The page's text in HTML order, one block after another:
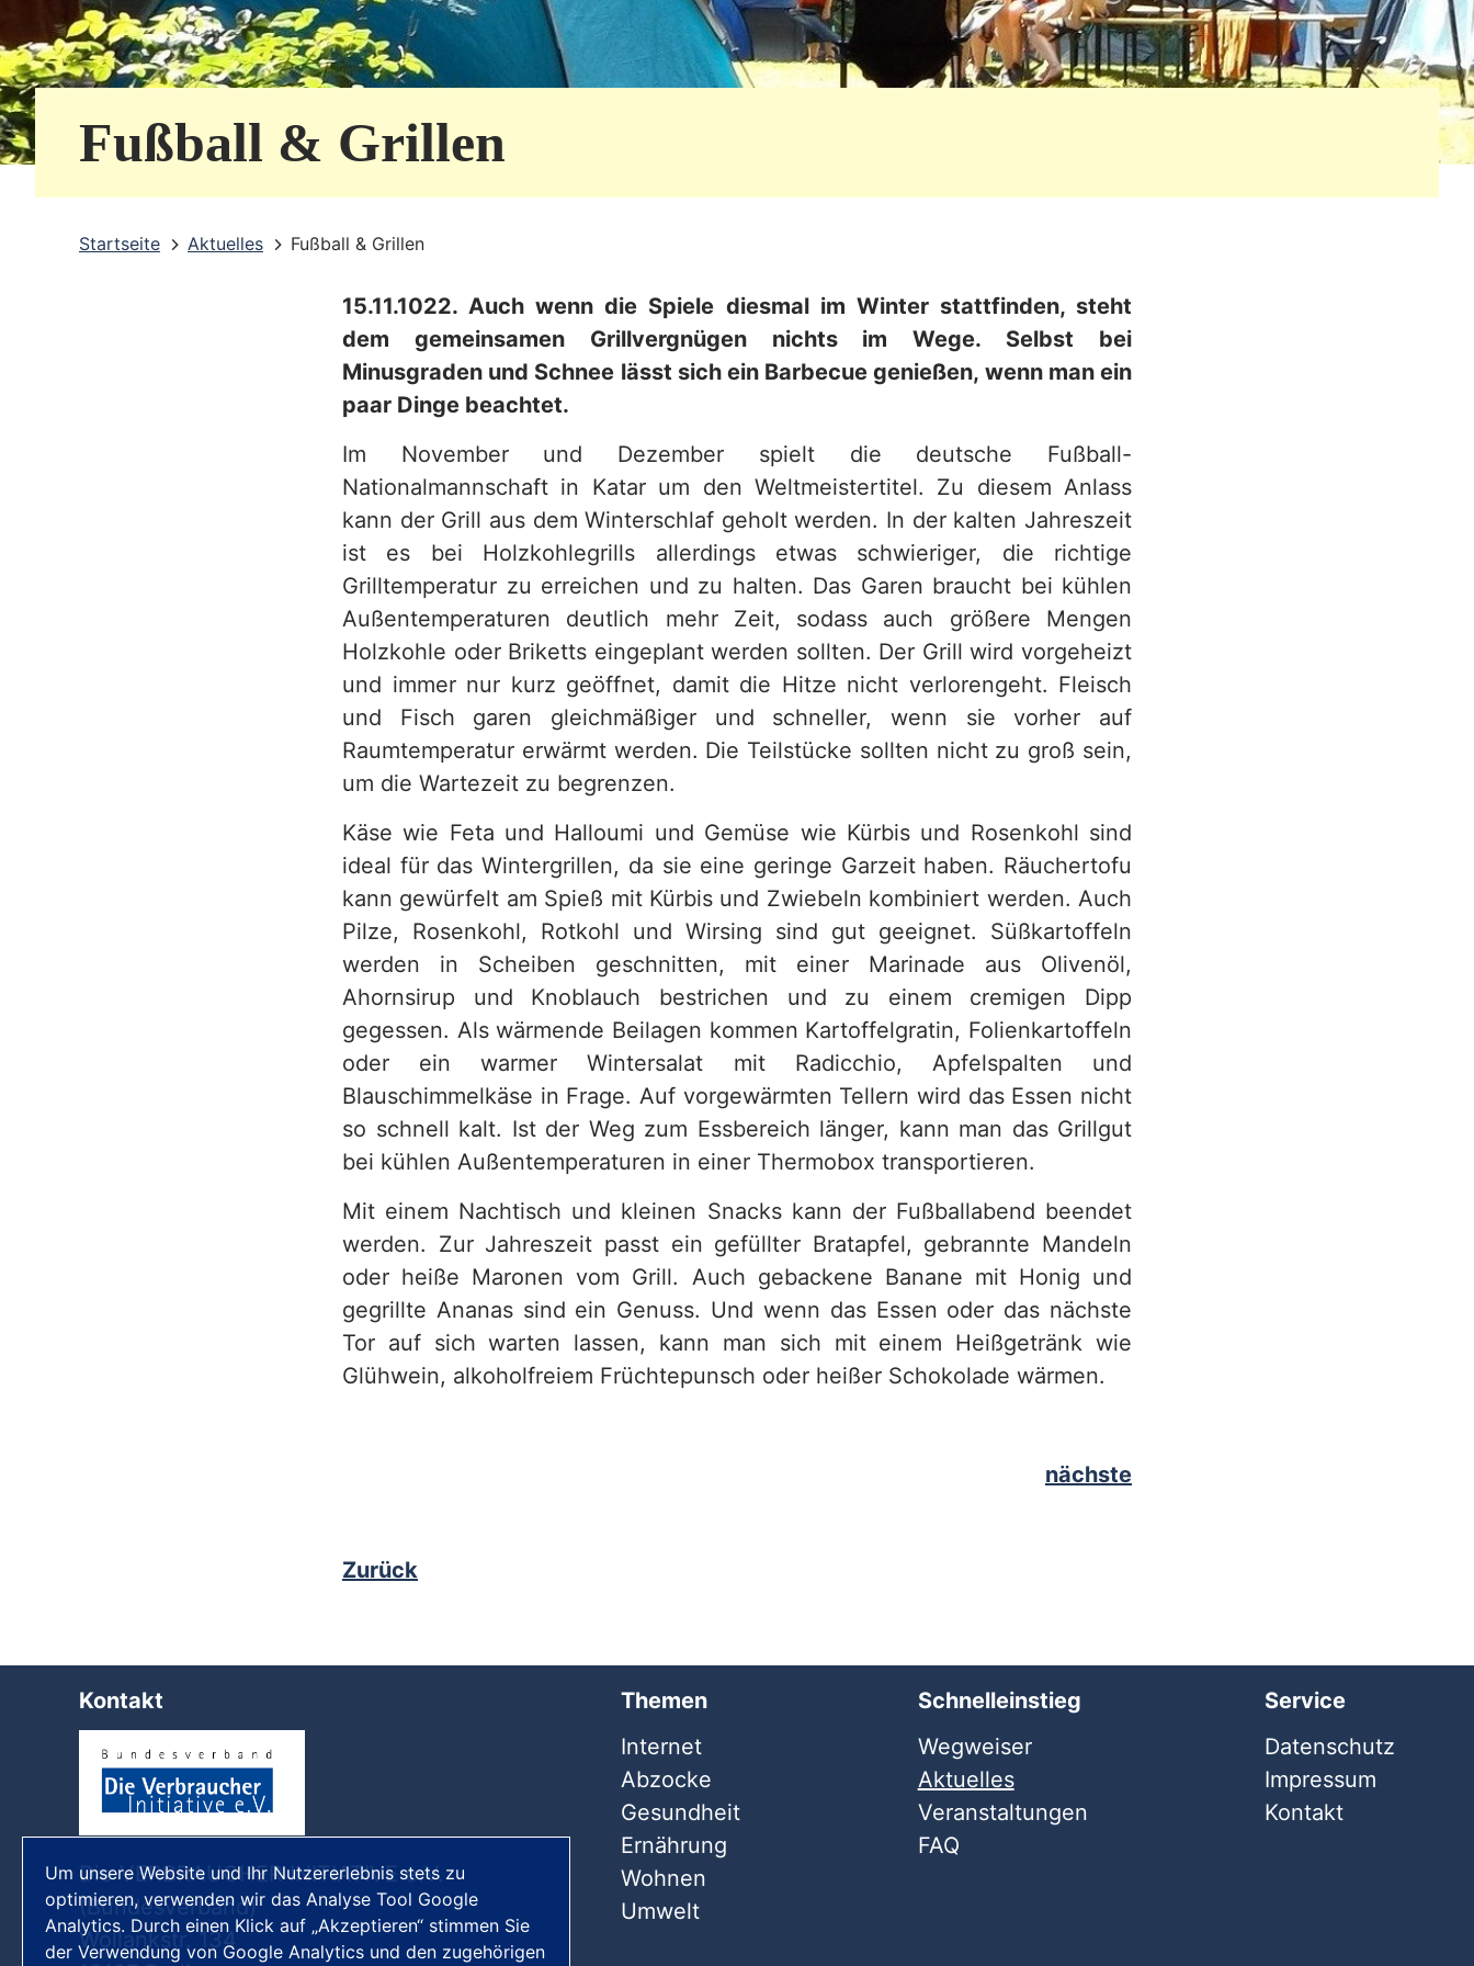
Fußball & Grillen
Startseite Aktuelles Fußball & Grillen
15.11.1022. Auch wenn die Spiele diesmal im Winter stattfinden, steht
dem gemeinsamen Grillvergnügen nichts im Wege. Selbst bei
Minusgraden und Schnee lässt sich ein Barbecue genießen, wenn man ein
paar Dinge beachtet.
Im November und Dezember spielt die deutsche Fußball-
Nationalmannschaft in Katar um den Weltmeistertitel. Zu diesem Anlass
kann der Grill aus dem Winterschlaf geholt werden. In der kalten Jahreszeit
ist es bei Holzkohlegrills allerdings etwas schwieriger, die richtige
Grilltemperatur zu erreichen und zu halten. Das Garen braucht bei kühlen
Außentemperaturen deutlich mehr Zeit, sodass auch größere Mengen
Holzkohle oder Briketts eingeplant werden sollten. Der Grill wird vorgeheizt
und immer nur kurz geöffnet, damit die Hitze nicht verlorengeht. Fleisch
und Fisch garen gleichmäßiger und schneller, wenn sie vorher auf
Raumtemperatur erwärmt werden. Die Teilstücke sollten nicht zu groß sein,
um die Wartezeit zu begrenzen.
Käse wie Feta und Halloumi und Gemüse wie Kürbis und Rosenkohl sind
ideal für das Wintergrillen, da sie eine geringe Garzeit haben. Räuchertofu
kann gewürfelt am Spieß mit Kürbis und Zwiebeln kombiniert werden. Auch
Pilze, Rosenkohl, Rotkohl und Wirsing sind gut geeignet. Süßkartoffeln
werden in Scheiben geschnitten, mit einer Marinade aus Olivenöl,
Ahornsirup und Knoblauch bestrichen und zu einem cremigen Dipp
gegessen. Als wärmende Beilagen kommen Kartoffelgratin, Folienkartoffeln
oder ein warmer Wintersalat mit Radicchio, Apfelspalten und
Blauschimmelkäse in Frage. Auf vorgewärmten Tellern wird das Essen nicht
so schnell kalt. Ist der Weg zum Essbereich länger, kann man das Grillgut
bei kühlen Außentemperaturen in einer Thermobox transportieren.
Mit einem Nachtisch und kleinen Snacks kann der Fußballabend beendet
werden. Zur Jahreszeit passt ein gefüllter Bratapfel, gebrannte Mandeln
oder heiße Maronen vom Grill. Auch gebackene Banane mit Honig und
gegrillte Ananas sind ein Genuss. Und wenn das Essen oder das nächste
Tor auf sich warten lassen, kann man sich mit einem Heißgetränk wie
Glühwein, alkoholfreiem Früchtepunsch oder heißer Schokolade wärmen.
nächste
Zurück
e
r
v
i
Kontakt
Die VERBRAUCHER INITIATIVE e.V.
(Bundesverband)
Wollankstr. 134
Themen
Internet
Abzocke
Gesundheit
Ernährung
Wohnen
Umwelt
Schnelleinstieg
Wegweiser
Aktuelles
Veranstaltungen
FAQ
Service
Datenschutz
Impressum
Kontakt
Um unsere Website und Ihr Nutzererlebnis stets zu
optimieren, verwenden wir das Analyse Tool Google
Analytics. Durch einen Klick auf „Akzeptieren“ stimmen Sie
der Verwendung von Google Analytics und den zugehörigen